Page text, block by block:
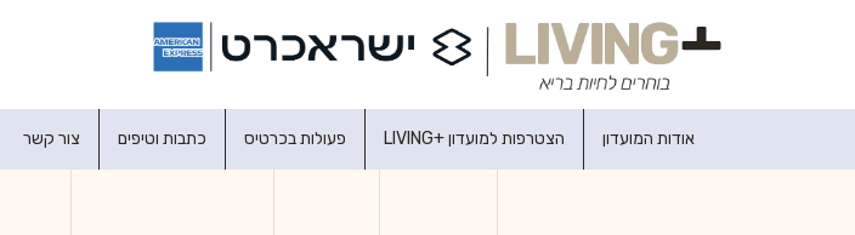
אודות המועדון הצטרפות למועדון +LIVING פעולות בכרטיס כתבות וטיפים צור קשר